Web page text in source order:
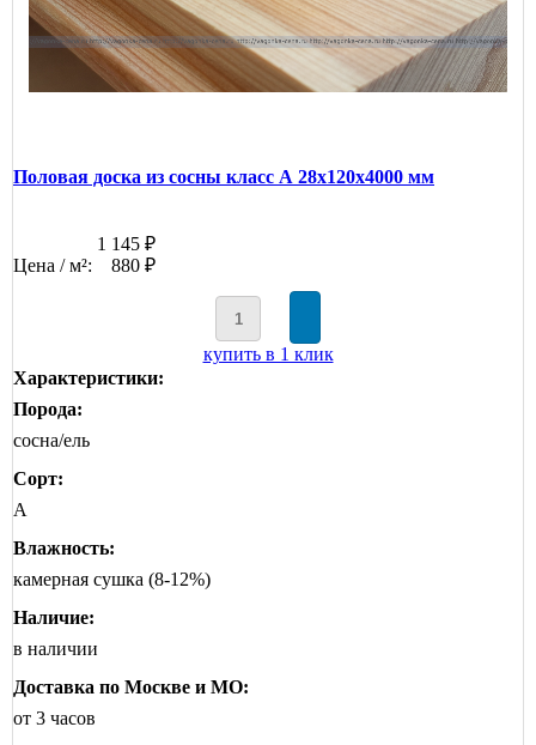
Половая доска из сосны класс А 28x120x4000 мм
1 145 ₽
Цена / м²:
880 ₽
купить в 1 клик
Характеристики:
Порода:
сосна/ель
Сорт:
А
Влажность:
камерная сушка (8-12%)
Наличие:
в наличии
Доставка по Москве и МО:
от 3 часов